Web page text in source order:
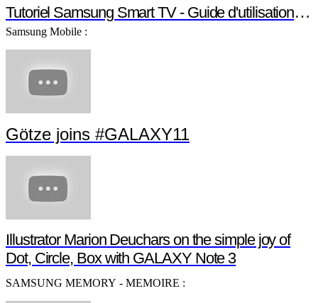
Tutoriel Samsung Smart TV - Guide d'utilisation
Samsung Mobile :
Götze joins #GALAXY11
Illustrator Marion Deuchars on the simple joy of
Dot, Circle, Box with GALAXY Note 3
SAMSUNG MEMORY - MEMOIRE :